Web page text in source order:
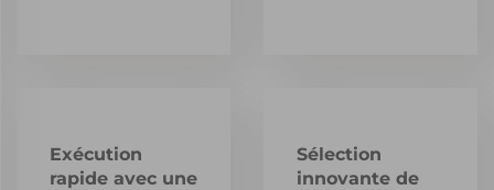
Exécution
rapide avec une
Sélection
innovante de